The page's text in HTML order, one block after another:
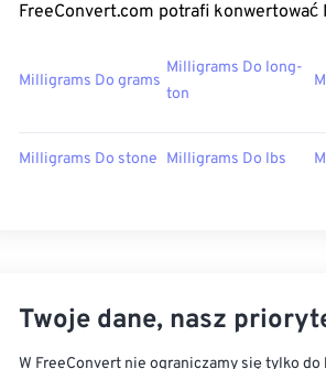
FreeConvert.com potrafi
Milligrams Do grams
Milligrams Do long-
ton
Milligrams Do stone Milligrams Do lbs
Twoje dane, nasz
W FreeConvert nie ograniczamy się tylko